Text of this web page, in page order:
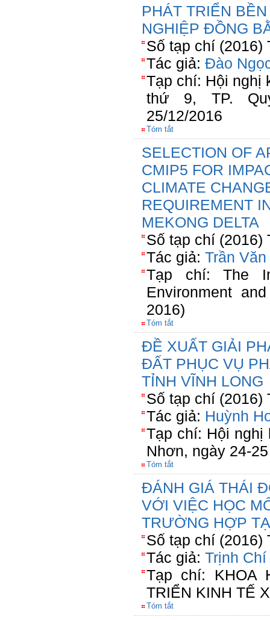
PHÁT TRIỂN
NGHIỆP ĐỒNG
Số tạp chí (2016)
Tác giả: Đào
Tạp chí: Hội nghị
thứ 9, TP.
25/12/2016
Tóm tắt
SELECTION OF
CMIP5 FOR
CLIMATE
REQUIREMENT
MEKONG DELTA
Số tạp chí (2016)
Tác giả: Trần Văn
Tạp chí: The
Environment
2016)
Tóm tắt
ĐỀ XUẤT GIẢI
ĐẤT PHỤC VỤ
TỈNH VĨNH LONG
Số tạp chí (2016)
Tác giả: Huỳnh
Tạp chí: Hội
Nhơn, ngày 24-
Tóm tắt
ĐÁNH GIÁ THÁI
VỚI VIỆC HỌC
TRƯỜNG HỢP
Số tạp chí (2016)
Tác giả: Trịnh
Tạp chí: KHOA
TRIỂN KINH TẾ
Tóm tắt